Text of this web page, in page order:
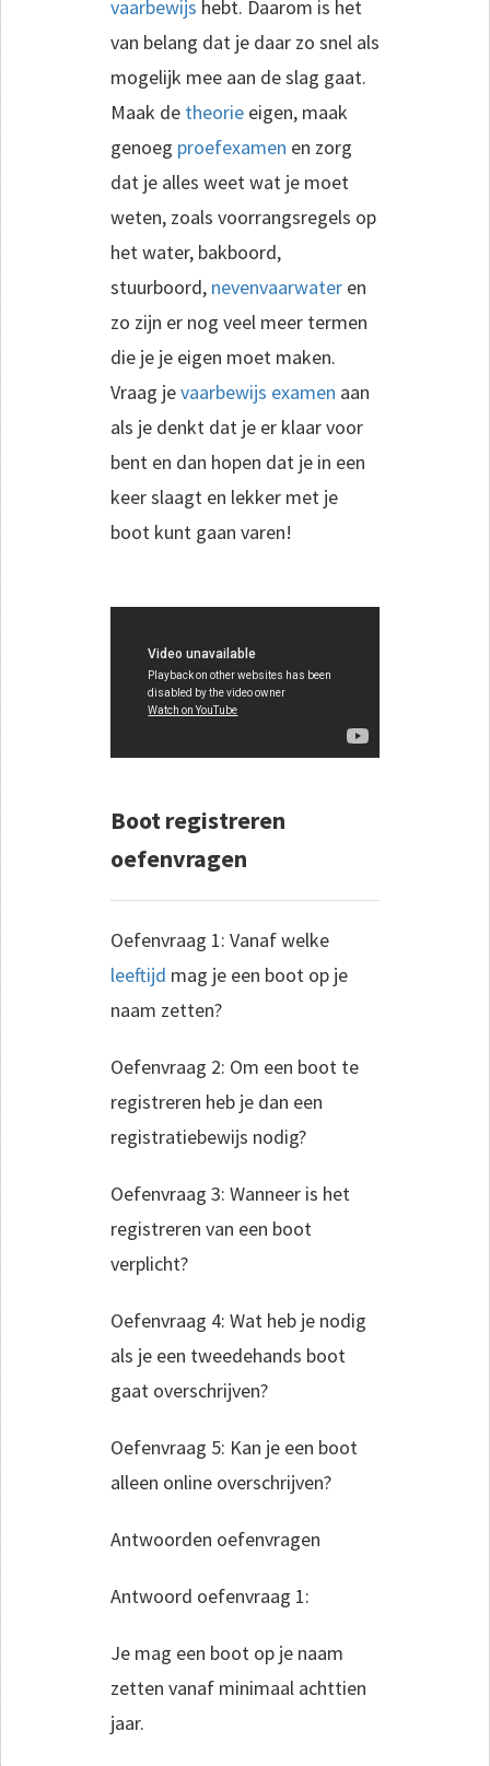
vaarbewijs hebt. Daarom is het
van belang dat je daar zo snel als
mogelijk mee aan de slag gaat.
Maak de theorie eigen, maak
genoeg proefexamen en zorg
dat je alles weet wat je moet
weten, zoals voorrangsregels op
het water, bakboord,
stuurboord, nevenvaarwater en
zo zijn er nog veel meer termen
die je je eigen moet maken.
Vraag jevaarbewijs examen aan
als je denkt dat je er klaar voor
bent en dan hopen dat je in een
keer slaagt en lekker met je
boot kunt gaan varen!
Boot registreren
oefenvragen
Oefenvraag 1: Vanaf welke
leeftijd mag je een boot op je
naam zetten?
Oefenvraag 2: Om een boot te
registreren heb je dan een
registratiebewijs nodig?
Oefenvraag 3: Wanneer is het
registreren van een boot
verplicht?
Oefenvraag 4: Wat heb je nodig
als je een tweedehands boot
gaat overschrijven?
Oefenvraag 5: Kan je een boot
alleen online overschrijven?
Antwoorden oefenvragen
Antwoord oefenvraag 1:
Je mag een boot op je naam
zetten vanaf minimaal achttien
jaar.